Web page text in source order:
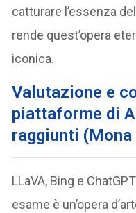
catturare l’essenza
rende quest’opera
iconica.
Valutazione e
piattaforme di
raggiunti (Mona
LLaVA, Bing e
esame è un’opera